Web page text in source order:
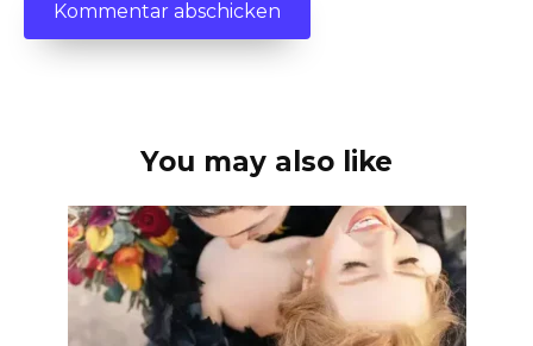
You may also like